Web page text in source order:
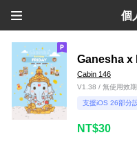
個
Ganesha x
Cabin 146
V1.38 / 無使用效期
支援iOS 26部分
NT$30